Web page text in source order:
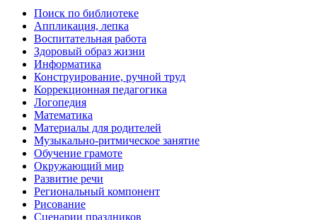
Поиск по библиотеке
Аппликация, лепка
Воспитательная работа
Здоровый образ жизни
Информатика
Конструирование, ручной труд
Коррекционная педагогика
Логопедия
Математика
Материалы для родителей
Музыкально-ритмическое занятие
Обучение грамоте
Окружающий мир
Развитие речи
Региональный компонент
Рисование
Сценарии праздников